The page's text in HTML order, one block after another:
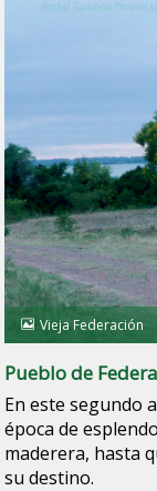
Vieja Federación
Pueblo de
En este segundo
época de
maderera, hasta
su destino.